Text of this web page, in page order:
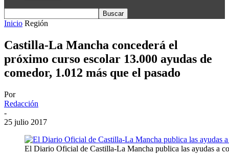
Inicio Región
Castilla-La Mancha concederá el
próximo curso escolar 13.000 ayudas de
comedor, 1.012 más que el pasado
Por
Redacción
-
25 julio 2017
El Diario Oficial de Castilla-La Mancha publica las ayudas a